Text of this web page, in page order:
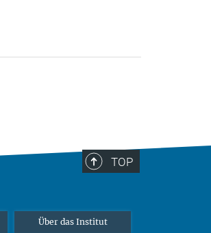
TOP
Über das Institut